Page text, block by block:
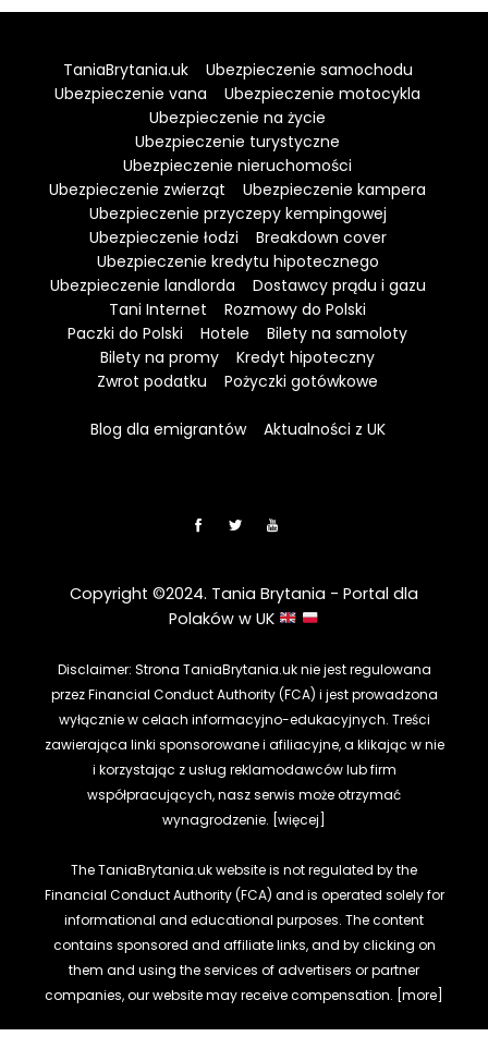
TaniaBrytania.uk
Ubezpieczenie samochodu
Ubezpieczenie vana
Ubezpieczenie motocykla
Ubezpieczenie na życie
Ubezpieczenie turystyczne
Ubezpieczenie nieruchomości
Ubezpieczenie zwierząt
Ubezpieczenie kampera
Ubezpieczenie przyczepy kempingowej
Ubezpieczenie łodzi
Breakdown cover
Ubezpieczenie kredytu hipotecznego
Ubezpieczenie landlorda
Dostawcy prądu i gazu
Tani Internet
Rozmowy do Polski
Paczki do Polski
Hotele
Bilety na samoloty
Bilety na promy
Kredyt hipoteczny
Zwrot podatku
Pożyczki gotówkowe
Blog dla emigrantów Aktualności z UK
Copyright ©2024. Tania Brytania - Portal dla
Polaków w UK
Disclaimer: Strona TaniaBrytania.uk nie jest regulowana
przez Financial Conduct Authority (FCA) i jest prowadzona
wyłącznie w celach informacyjno-edukacyjnych. Treści
zawierająca linki sponsorowane i afiliacyjne, a klikając w nie
i korzystając z usług reklamodawców lub firm
współpracujących, nasz serwis może otrzymać
wynagrodzenie. [więcej]
The TaniaBrytania.uk website is not regulated by the
Financial Conduct Authority (FCA) and is operated solely for
informational and educational purposes. The content
contains sponsored and affiliate links, and by clicking on
them and using the services of advertisers or partner
companies, our website may receive compensation. [more]